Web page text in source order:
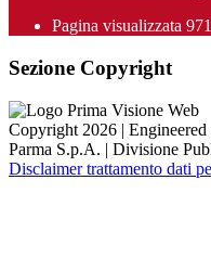
Pagina visualizzata 971
Sezione Copyright
Copyright 2026 |
Parma S.p.A. | Divisione
Disclaimer trattamento dati